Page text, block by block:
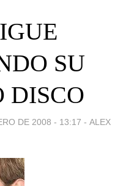
SU
DISCO
DE 2008 - 13:17 - ALEX